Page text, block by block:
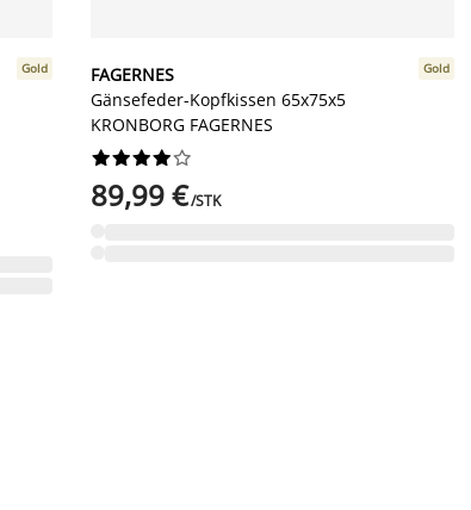
Gold
FAGERNES
Gänsefeder-Kopfkissen 65x75x5
KRONBORG FAGERNES
Gold






89,99 €/STK